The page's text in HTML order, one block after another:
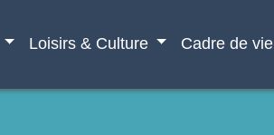
Loisirs & Culture Cadre de vie